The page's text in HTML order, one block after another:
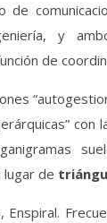
de
y
de
con
lugar de